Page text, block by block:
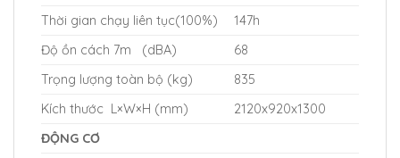
Thời gian chạy liên tục(100%)
147h
Độ ồn cách 7m (dBA)
68
Trọng lượng toàn bộ (kg)
835
Kích thước L×W×H (mm)
2120x920x1300
ĐỘNG CƠ